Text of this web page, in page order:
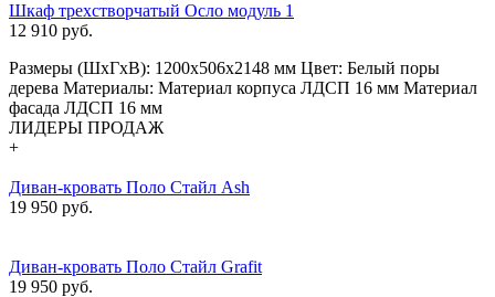
Шкаф трехстворчатый Осло модуль 1
12 910 руб.
Размеры (ШхГхВ): 1200x506x2148 мм Цвет: Белый поры
дерева Материалы: Материал корпуса ЛДСП 16 мм Материал
фасада ЛДСП 16 мм
ЛИДЕРЫ ПРОДАЖ
+
Диван-кровать Поло Стайл Ash
19 950 руб.
Диван-кровать Поло Стайл Grafit
19 950 руб.